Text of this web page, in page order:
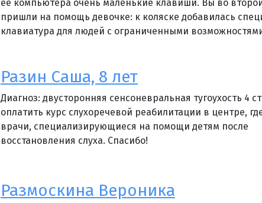
ее компьютера очень маленькие клавиши. Вы во
пришли на помощь девочке: к коляске добавилась
клавиатура для людей с ограниченными
Разин Саша, 8 лет
Диагноз: двусторонняя сенсоневральная тугоухость 4
оплатить курс слухоречевой реабилитации в центре,
врачи, специализирующиеся на помощи детям после
восстановления слуха. Спасибо!
Размоскина Вероника